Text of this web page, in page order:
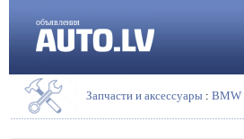
объявления
Запчасти и аксессуары : BMW